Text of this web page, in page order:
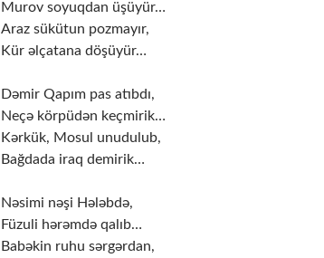
Murov soyuqdan üşüyür…
Araz sükütun pozmayır,
Kür əlçatana döşüyür…
Dəmir Qapım pas atıbdı,
Neçə körpüdən keçmirik…
Kərkük, Mosul unudulub,
Bağdada iraq demirik…
Nəsimi nəşi Hələbdə,
Füzuli hərəmdə qalıb…
Babəkin ruhu sərgərdan,